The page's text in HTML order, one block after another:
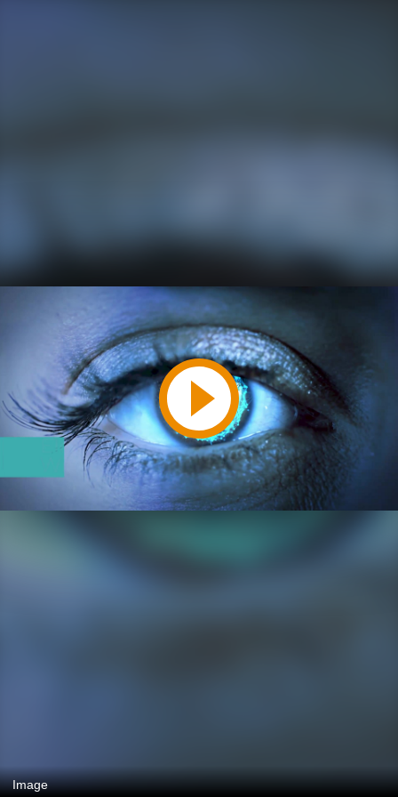
Video
abspielen
Image